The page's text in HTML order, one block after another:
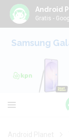
Android
Gratis -
Samsung